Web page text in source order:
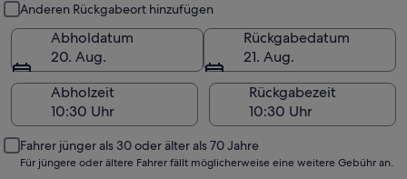
Anderen Rückgabeort hinzufügen
Abholdatum
20. Aug.
Rückgabedatum
21. Aug.
Abholzeit
Rückgabezeit
Fahrer jünger als 30 oder älter als 70 Jahre
Für jüngere oder ältere Fahrer fällt möglicherweise eine weitere Gebühr an.